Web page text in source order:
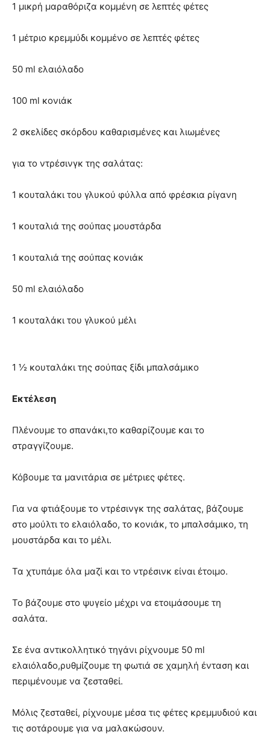
1 μικρή μαραθόριζα κομμένη σε λεπτές φέτες
1 μέτριο κρεμμύδι κομμένο σε λεπτές φέτες
50 ml ελαιόλαδο
100 ml κονιάκ
2 σκελίδες σκόρδου καθαρισμένες και λιωμένες
για το ντρέσινγκ της σαλάτας:
1 κουταλάκι του γλυκού φύλλα από φρέσκια ρίγανη
1 κουταλιά της σούπας μουστάρδα
1 κουταλιά της σούπας κονιάκ
50 ml ελαιόλαδο
1 κουταλάκι του γλυκού μέλι
1 ½ κουταλάκι της σούπας ξίδι μπαλσάμικο
Εκτέλεση
Πλένουμε το σπανάκι,το καθαρίζουμε και το
στραγγίζουμε.
Κόβουμε τα μανιτάρια σε μέτριες φέτες.
Για να φτιάξουμε το ντρέσινγκ της σαλάτας, βάζουμε
στο μούλτι το ελαιόλαδο, το κονιάκ, το μπαλσάμικο, τη
μουστάρδα και το μέλι.
Τα χτυπάμε όλα μαζί και το ντρέσινκ είναι έτοιμο.
Το βάζουμε στο ψυγείο μέχρι να ετοιμάσουμε τη
σαλάτα.
Σε ένα αντικολλητικό τηγάνι ρίχνουμε 50 ml
ελαιόλαδο,ρυθμίζουμε τη φωτιά σε χαμηλή ένταση και
περιμένουμε να ζεσταθεί.
Μόλις ζεσταθεί, ρίχνουμε μέσα τις φέτες κρεμμυδιού και
τις σοτάρουμε για να μαλακώσουν.